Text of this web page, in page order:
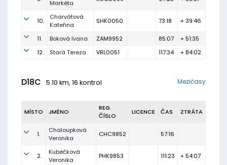
Markéta
10.
Charvátová
Kateřina
SHK0050 73:18 + 39:46
11. Boková Ivana ZAM9952 85:07
+ 51:35
12.
Stará Tereza VRL0051 117:34 + 84:02
D18C 5.10 km, 16 kontrol Mezičasy
MÍSTO JMÉNO
REG.
ČÍSLO
LICENCE ČAS ZTRÁTA
1.
Chaloupková
Veronika
CHC9852 57:16
2.
Kubečková
Veronika
PHK9853 111:23 + 54:07